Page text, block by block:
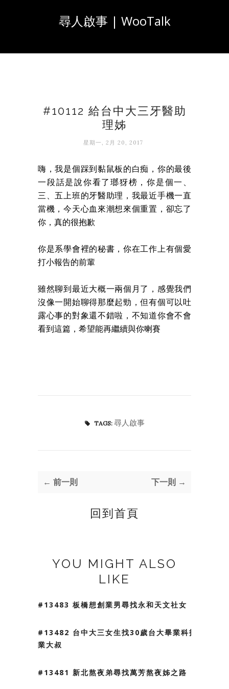
尋人啟事 | WooTalk
#10112 給台中大三牙醫助
理姊
星期一, 2月 20, 2017
嗨，我是個踩到黏鼠板的白痴，你的最後
一段話是說你看了瑯犽榜，你是個一、
三、五上班的牙醫助理，我最近手機一直
當機，今天心血來潮想來個重置，卻忘了
你，真的很抱歉
你是系學會裡的秘書，你在工作上有個愛
打小報告的前輩
雖然聊到最近大概一兩個月了，感覺我們
沒像一開始聊得那麼起勁，但有個可以吐
露心事的對象還不錯啦，不知道你會不會
看到這篇，希望能再繼續與你喇賽
TAGS: 尋人啟事
← 前一則 下一則 →
回到首頁
YOU MIGHT ALSO
LIKE
#13483 板橋想創業男尋找永和天文社女
#13482 台中大三女生找30歲台大畢業科技
業大叔
#13481 新北熬夜弟尋找萬芳熬夜姊之路